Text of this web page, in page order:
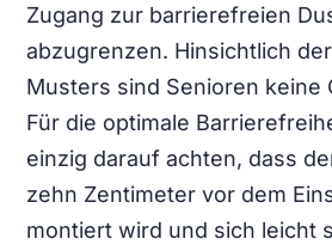
Zugang zur barrierefreien
abzugrenzen. Hinsichtlich
Musters sind Senioren keine
Für die optimale
einzig darauf achten, dass
zehn Zentimeter vor dem
montiert wird und sich leicht